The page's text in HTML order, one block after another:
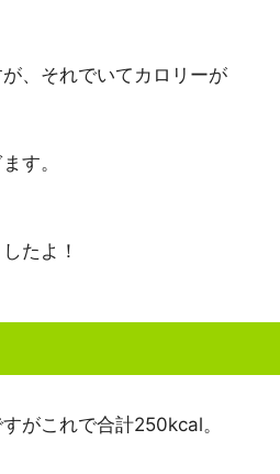
、それでいてカロリーが
す。
たよ！
がこれで合計250kcal。